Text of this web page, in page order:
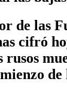
de las
cifró
rusos